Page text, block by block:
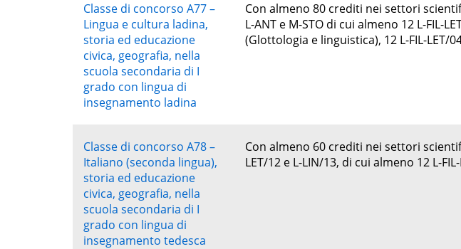
Classe di concorso A77 –
Lingua e cultura ladina,
storia ed educazione
civica, geografia, nella
scuola secondaria di I
grado con lingua di
insegnamento ladina
Con almeno 80 crediti nei settori
L-ANT e M-STO di cui almeno 12 L-FIL-
(Glottologia e linguistica), 12 L-FIL-LET/
Classe di concorso A78 –
Italiano (seconda lingua),
storia ed educazione
civica, geografia, nella
scuola secondaria di I
grado con lingua di
insegnamento tedesca
Con almeno 60 crediti nei settori
LET/12 e L-LIN/13, di cui almeno 12 L-